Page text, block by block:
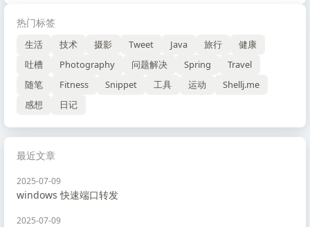
热门标签
生活 技术 摄影 Tweet Java 旅行
健康
吐槽
Photography 问题解决 Spring
Travel
随笔
Fitness Snippet 工具 运动
Shellj.me
感想
日记
最近文章
2025-07-09
windows 快速端口转发
2025-07-09